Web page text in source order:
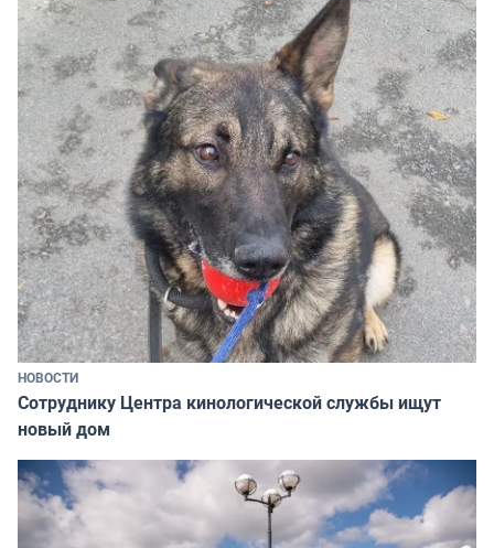
НОВОСТИ
Сотруднику Центра кинологической службы ищут
новый дом